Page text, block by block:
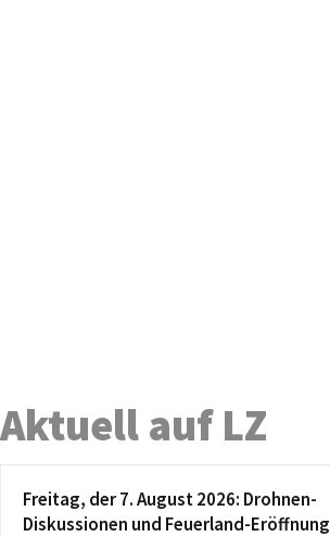
Aktuell auf LZ
Freitag, der 7. August 2026: Drohnen-
Diskussionen und Feuerland-Eröffnung